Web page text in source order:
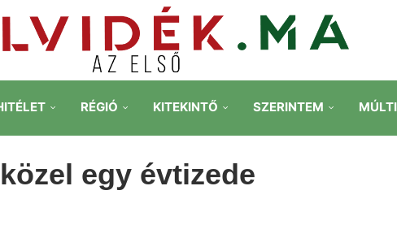
RÉGIÓ KITEKINTŐ SZERINTEM
egy évtizede